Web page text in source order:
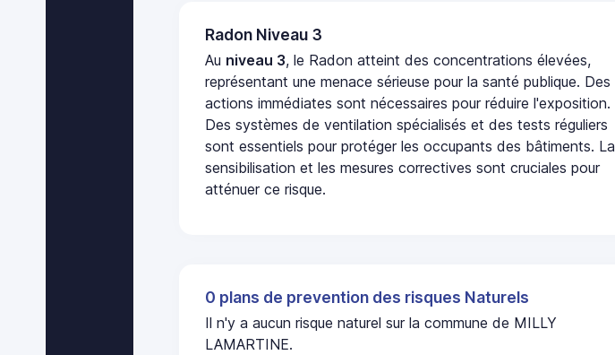
Radon Niveau 3
Au niveau 3, le Radon atteint des concentrations élevées,
représentant une menace sérieuse pour la santé publique. Des
actions immédiates sont nécessaires pour réduire l'exposition.
Des systèmes de ventilation spécialisés et des tests réguliers
sont essentiels pour protéger les occupants des bâtiments. La
sensibilisation et les mesures correctives sont cruciales pour
atténuer ce risque.
0 plans de prevention des risques Naturels
Il n'y a aucun risque naturel sur la commune de MILLY
LAMARTINE.